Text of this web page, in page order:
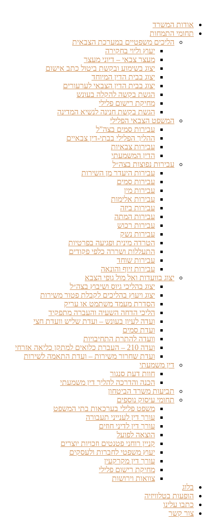
אודות המשרד
תחומי התמחות
הליכים משפטיים במערכת הצבאית
יעוץ וליוי בחקירה
מעצר צבאי – דיוני מעצר
יצוג בשימוע ובקשת ביטול כתב אישום
יצוג בבית הדין המיוחד
יצוג בבית הדין הצבאי לערעורים
הגשת בקשה להקלה בעונש
מחיקת רישום פלילי
הגשת בקשת חנינה לנשיא המדינה
המשפט הצבאי הפלילי
עבירות סמים בצה”ל
ההליך הפלילי בבתי-דין צבאיים
עבירות צבאיות
הדין המשמעתי
עבירות נפוצות בצה״ל
עבירות היעדר מן השירות
עבירות סמים
עבירות מין
עבירות אלימות
עבירות ביזה
עבירות המתה
עבירות רכוש
עבירות נשק
הטרדה מינית ופגיעה בפרטיות
התעללות ושררה כלפי פקודים
עבירות שוחד
עבירות זיוף והונאה
יצוג בוועדות ואל מול גופי הצבא
יצוג בהליכי גיוס ושיבוץ בצה״ל
יצוג ויעוץ בהליכים לקבלת פטור משירות
הסדרת מעמד משתמט או עריק
הליכי הדחה השעיה והעברה מתפקיד
ועדה לעיון בעונש – ועדת שליש וועדת חצי
ועדת סמים
וועדה להתרת התחיבויות
ועדה 210 – העברת כלואים למתקן כליאה אזרחי
ועדת שחרור משירות – ועדת התאמה לשירות
דין משמעתי
חוות דעת סנגור
הכנה והדרכה להליך דין משמעתי
תביעות משרד הביטחון
תחומי עיסוק נוספים
משפט פלילי בערכאות בתי המשפט
עורך דין לענייני תעבורה
עורך דין לדיני חוזים
הוצאה לפועל
קניין רוחני פטנטים וזכויות יוצרים
יעוץ משפטי לחברות ולעסקים
עורך דין מקרקעין
מחיקת רישום פלילי
צוואות וירושות
בלוג
הופעות בטלוויזיה
כתבו עלינו
צור קשר